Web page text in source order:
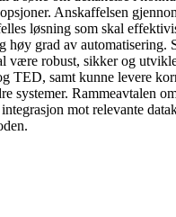
Anskaffelsen
løsning som skal
grad av automatisering.
være robust, sikker og
samt kunne levere
systemer. Rammeavtalen
mot relevante